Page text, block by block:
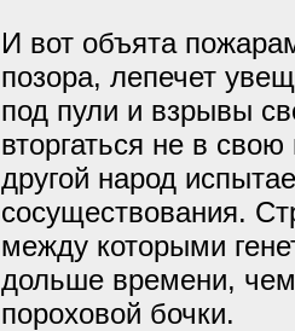
И вот объята
позора, лепечет
под пули и взрывы
вторгаться не в
другой народ
сосуществования.
между которыми
дольше времени, чем
пороховой бочки.